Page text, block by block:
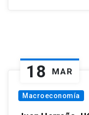
18 MAR
Macroeconomía